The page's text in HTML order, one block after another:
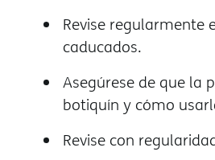
Revise regularmente
caducados.
Asegúrese de que la
botiquín y cómo
Revise con